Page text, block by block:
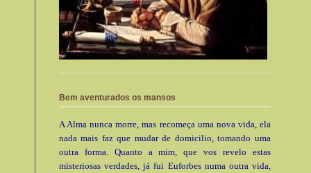
Bem aventurados os mansos
A Alma nunca morre, mas recomeça uma nova vida, ela
nada mais faz que mudar de domicilio, tomando uma
outra forma. Quanto a mim, que vos revelo estas
misteriosas verdades, já fui Euforbes numa outra vida,